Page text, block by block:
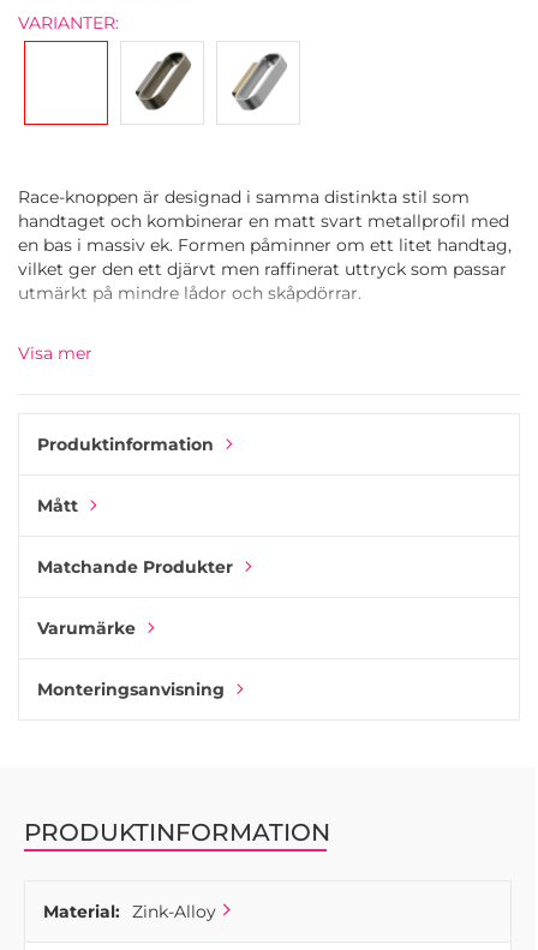
VARIANTER:
Race-knoppen är designad i samma distinkta stil som
handtaget och kombinerar en matt svart metallprofil med
en bas i massiv ek. Formen påminner om ett litet handtag,
vilket ger den ett djärvt men raffinerat uttryck som passar
utmärkt på mindre lådor och skåpdörrar.
Knoppen är tillverkad av ek och zamak och kombinerar
naturlig värme med en precis, geometrisk struktur. Den
modernt utseende på alla dina möbler. Tillsammans ger de
och moderna interiörer.
Visa mer
Produktinformation
Mått
Matchande Produkter
Varumärke
Monteringsanvisning
PRODUKTINFORMATION
Material: Zink-Alloy